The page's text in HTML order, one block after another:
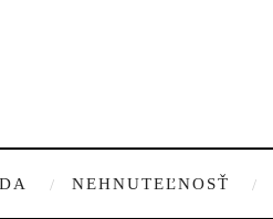
NEHNUTEĽNOSŤ